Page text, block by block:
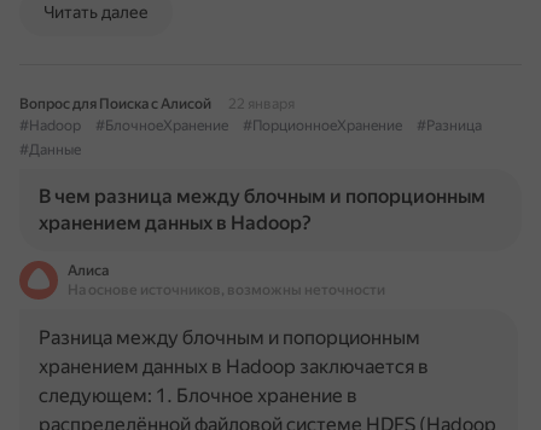
Читать далее
Вопрос для Поиска с Алисой
22 января
#Hadoop
#БлочноеХранение #ПорционноеХранение
#Разница
#Данные
В чем разница между блочным и попорционным
хранением данных в Hadoop?
Алиса
На основе источников, возможны неточности
Разница между блочным и попорционным
хранением данных в Hadoop заключается в
следующем: 1. Блочное хранение в
распределённой файловой системе HDFS (Hadoop